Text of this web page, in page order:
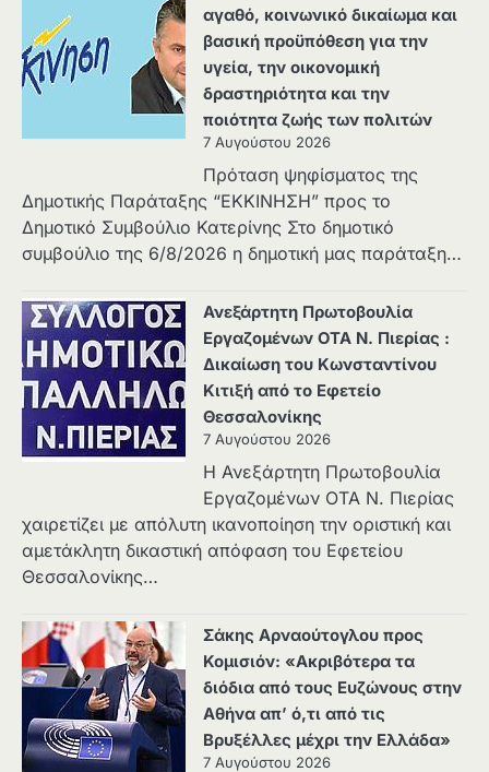
αγαθό, κοινωνικό δικαίωμα και
βασική προϋπόθεση για την
υγεία, την οικονομική
δραστηριότητα και την
ποιότητα ζωής των πολιτών
7 Αυγούστου 2026
Πρόταση ψηφίσματος της
Δημοτικής Παράταξης “ΕΚΚΙΝΗΣΗ” προς το
Δημοτικό Συμβούλιο Κατερίνης Στο δημοτικό
συμβούλιο της 6/8/2026 η δημοτική μας παράταξη…
Ανεξάρτητη Πρωτοβουλία
Εργαζομένων ΟΤΑ Ν. Πιερίας :
Δικαίωση του Κωνσταντίνου
Κιτιξή από το Εφετείο
Θεσσαλονίκης
7 Αυγούστου 2026
Η Ανεξάρτητη Πρωτοβουλία
Εργαζομένων ΟΤΑ Ν. Πιερίας
χαιρετίζει με απόλυτη ικανοποίηση την οριστική και
αμετάκλητη δικαστική απόφαση του Εφετείου
Θεσσαλονίκης…
Σάκης Αρναούτογλου προς
Κομισιόν: «Ακριβότερα τα
διόδια από τους Ευζώνους στην
Αθήνα απ’ ό,τι από τις
Βρυξέλλες μέχρι την Ελλάδα»
7 Αυγούστου 2026